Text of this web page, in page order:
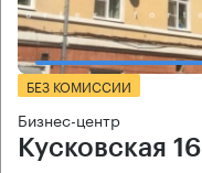
БЕЗ КОМИССИИ
Бизнес-центр
Кусковская 16